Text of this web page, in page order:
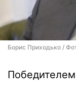
Борис Приходько /